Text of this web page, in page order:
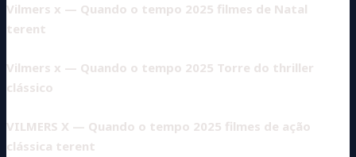
Vilmers x — Quando o tempo 2025 filmes de Natal
terent
Vilmers x — Quando o tempo 2025 Torre do thriller
clássico
VILMERS X — Quando o tempo 2025 filmes de ação
clássica terent